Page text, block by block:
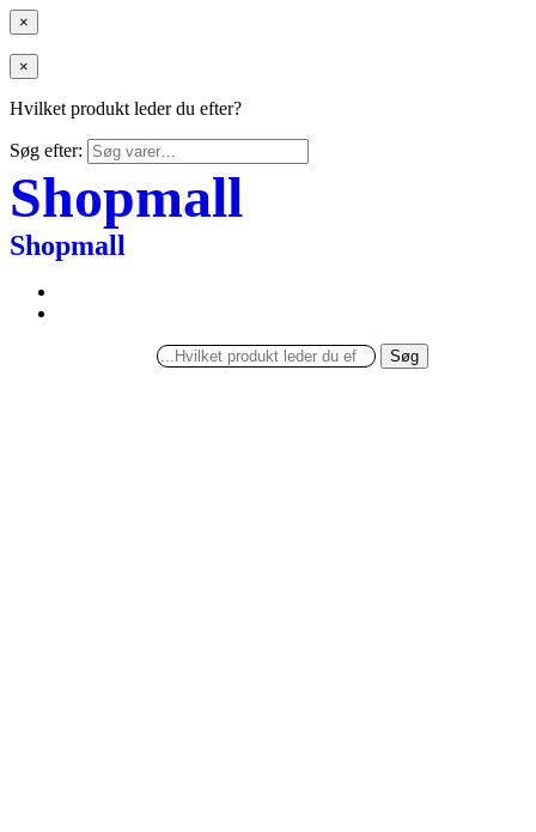
×
×
Hvilket produkt leder du efter?
Søg efter:
Shopmall
Shopmall
Søg